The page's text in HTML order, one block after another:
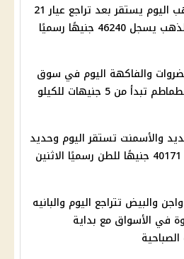
سعر الذهب اليوم يستقر بعد تراجع عيار 21
46240 جنيهًا رسميًا
والفاكهة اليوم في سوق
العبور والطماطم تبدأ من 5 جنيهات للكيلو
والأسمنت تستقر اليوم وحديد
عز يسجل 40171 جنيهًا للطن رسميًا الاثنين
والبيض تتراجع اليوم والبانيه
في الأسواق مع بداية
الصباحية